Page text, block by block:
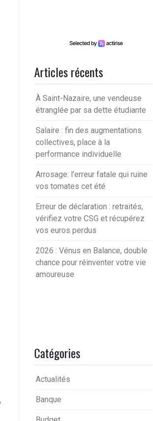
Articles récents
À Saint-Nazaire, une vendeuse
étranglée par sa dette étudiante
Salaire : fin des augmentations
collectives, place à la
performance individuelle
Arrosage: l’erreur fatale qui ruine
vos tomates cet été
Erreur de déclaration : retraités,
vérifiez votre CSG et récupérez
vos euros perdus
2026 : Vénus en Balance, double
chance pour réinventer votre vie
amoureuse
Catégories
Actualités
Banque